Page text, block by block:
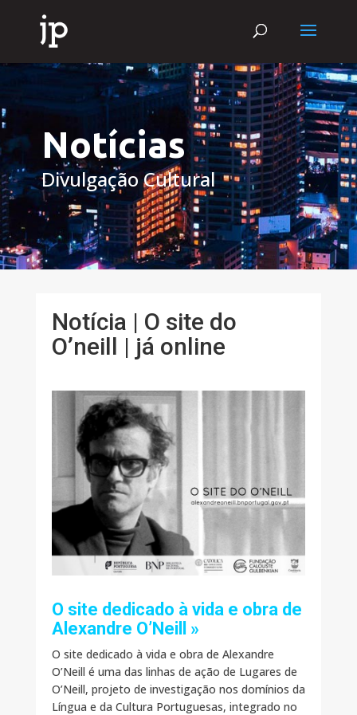
Notícias
Divulgação Cultural
Notícia | O site do
O’neill | já online
O site dedicado à vida e obra de
Alexandre O’Neill »
O site dedicado à vida e obra de Alexandre
O’Neill é uma das linhas de ação de Lugares de
O’Neill, projeto de investigação nos domínios da
Língua e da Cultura Portuguesas, integrado no